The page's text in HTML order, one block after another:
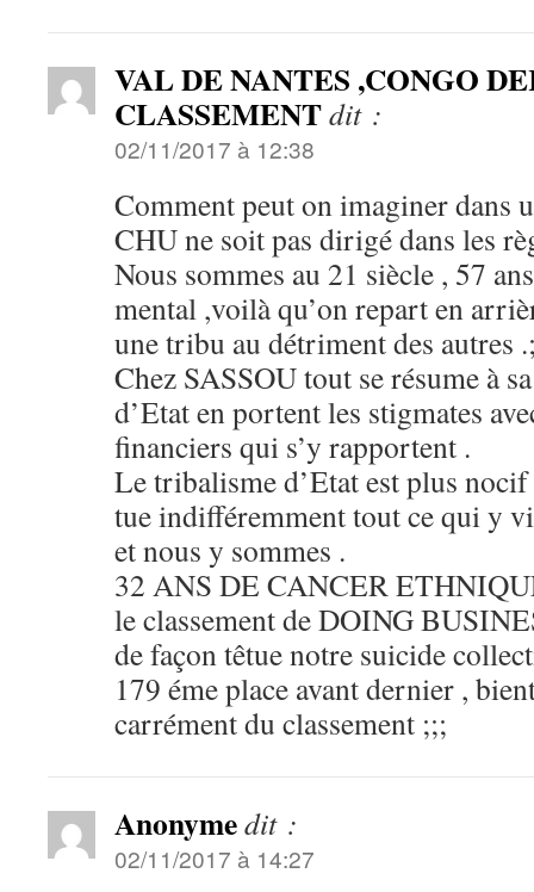
VAL DE NANTES ,CONGO
CLASSEMENTdit :
02/11/2017 à 12:38
Comment peut on imaginer dans
CHU ne soit pas dirigé dans les
Nous sommes au 21 siècle , 57
mental ,voilà qu’on repart en
une tribu au détriment des autres
Chez SASSOU tout se résume à
d’Etat en portent les stigmates
financiers qui s’y rapportent .
Le tribalisme d’Etat est plus
tue indifféremment tout ce qui y
et nous y sommes .
32 ANS DE CANCER
le classement de DOING
de façon têtue notre suicide
179 éme place avant dernier ,
carrément du classement ;;;
Anonymedit :
02/11/2017 à 14:27